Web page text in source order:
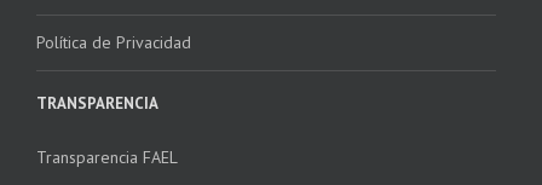
Política de Privacidad
TRANSPARENCIA
Transparencia FAEL